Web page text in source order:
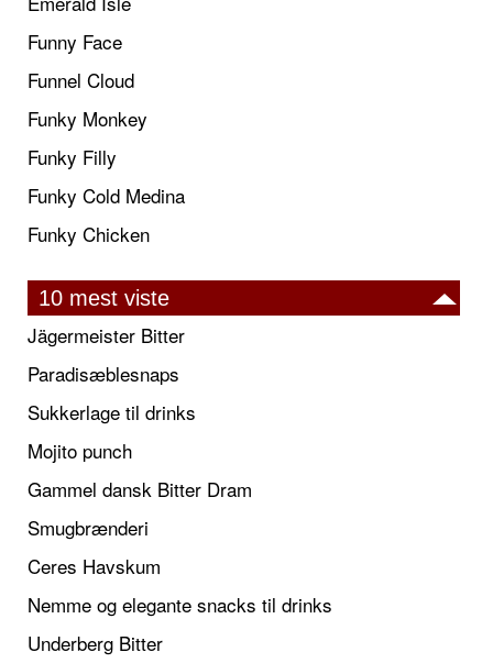
Funny Face
Funnel Cloud
Funky Monkey
Funky Filly
Funky Cold Medina
Funky Chicken
10 mest viste
Jägermeister Bitter
Paradisæblesnaps
Sukkerlage til drinks
Mojito punch
Gammel dansk Bitter Dram
Smugbrænderi
Ceres Havskum
Nemme og elegante snacks til drinks
Underberg Bitter